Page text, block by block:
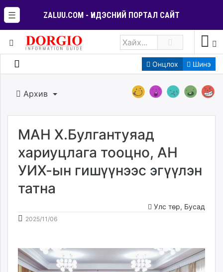
☰ ZALUU.COM - ҮНДЭСНИЙ ПОРТАЛ САЙТ